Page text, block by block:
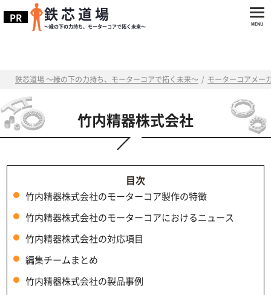
鉄芯道場
～縁の下の力持ち、モーターコアで拓く未来～
鉄芯道場 ～縁の下の力持ち、モーターコアで拓く未来～ / モーターコアメー
竹内精器株式会社
竹内精器株式会社のモーターコア製作の特徴
竹内精器株式会社のモーターコアにおけるニュース
竹内精器株式会社の対応項目
編集チームまとめ
竹内精器株式会社の製品事例